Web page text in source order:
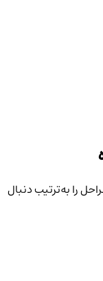
را به‌ترتیب دنبال